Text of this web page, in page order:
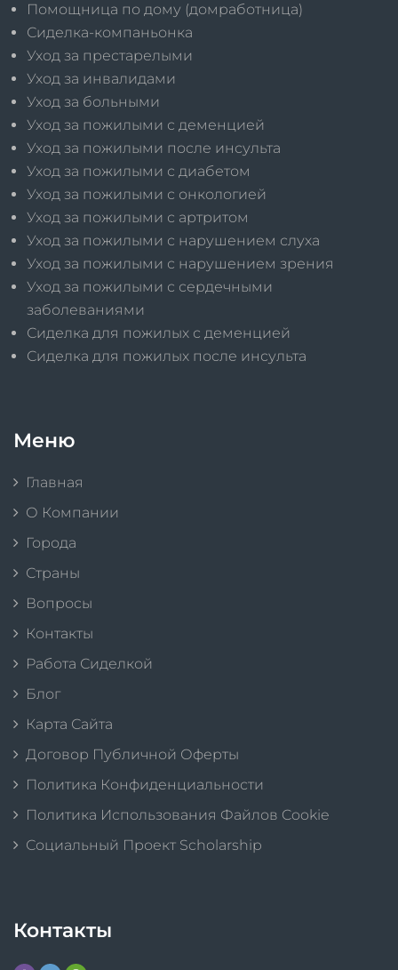
Помощница по дому (домработница)
Сиделка-компаньонка
Уход за престарелыми
Уход за инвалидами
Уход за больными
Уход за пожилыми с деменцией
Уход за пожилыми после инсульта
Уход за пожилыми с диабетом
Уход за пожилыми с онкологией
Уход за пожилыми с артритом
Уход за пожилыми с нарушением слуха
Уход за пожилыми с нарушением зрения
Уход за пожилыми с сердечными
заболеваниями
Сиделка для пожилых с деменцией
Сиделка для пожилых после инсульта
Меню
Главная
О Компании
Города
Страны
Вопросы
Контакты
Работа Сиделкой
Блог
Карта Сайта
Договор Публичной Оферты
Политика Конфиденциальности
Политика Использования Файлов Cookie
Социальный Проект Scholarship
Контакты